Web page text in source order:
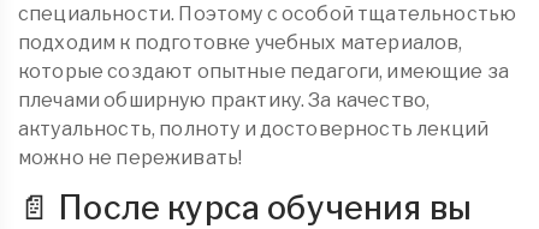
специальности. Поэтому с особой тщательностью
подходим к подготовке учебных материалов,
которые создают опытные педагоги, имеющие за
плечами обширную практику. За качество,
актуальность, полноту и достоверность лекций
можно не переживать!
📄 После курса обучения вы